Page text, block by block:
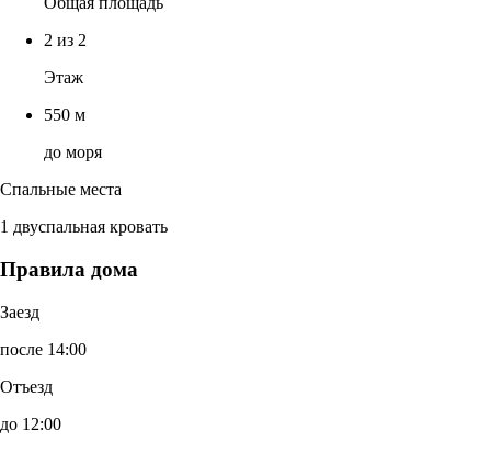
2 из 2
Этаж
550 м
до моря
Спальные места
1 двуспальная кровать
Правила дома
Заезд
после 14:00
Отъезд
до 12:00